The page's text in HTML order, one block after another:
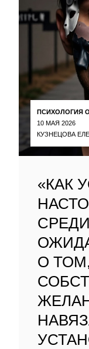
ПСИХОЛОГИЯ
10 МАЯ 2026
КУЗНЕЦОВА
«КАК
О